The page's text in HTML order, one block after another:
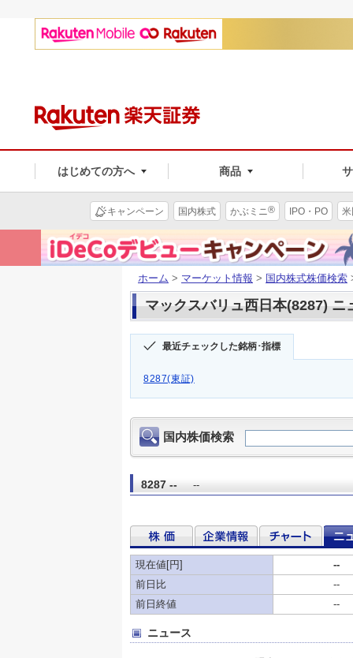
はじめての方へ 商品
キャンペーン 国内株式 かぶミニ® IPO・PO
ホーム > マーケット情報 > 国内株式株価検索
マックスバリュ西日本(8287) ニ
最近チェックした銘柄･指標
8287(東証)